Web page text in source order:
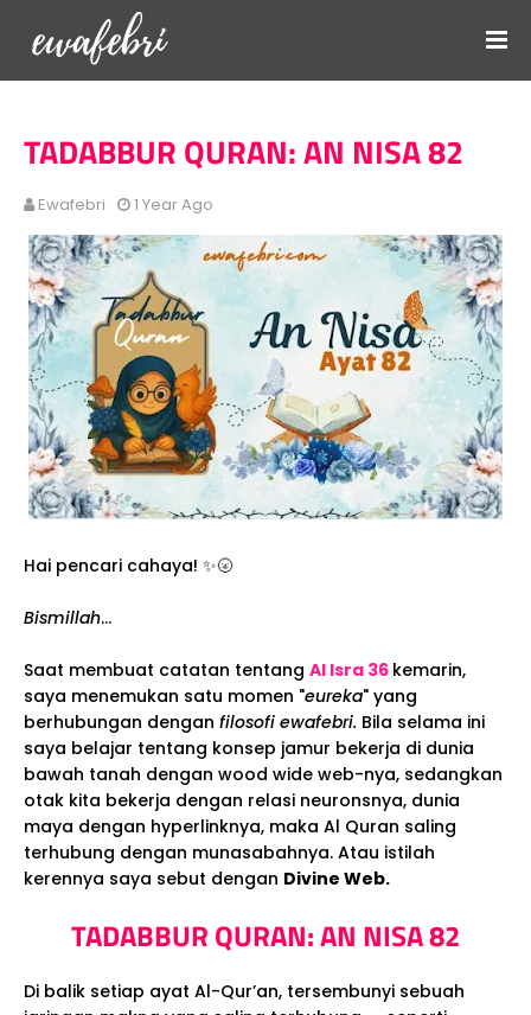
TADABBUR QURAN: AN NISA 82
Ewafebri 1 Year Ago
Hai pencari cahaya! ✨🌝
Bismillah...
Saat membuat catatan tentang Al Isra 36 kemarin,
saya menemukan satu momen "eureka" yang
berhubungan dengan filosofi ewafebri. Bila selama ini
saya belajar tentang konsep jamur bekerja di dunia
bawah tanah dengan wood wide web-nya, sedangkan
otak kita bekerja dengan relasi neuronsnya, dunia
maya dengan hyperlinknya, maka Al Quran saling
terhubung dengan munasabahnya. Atau istilah
kerennya saya sebut dengan Divine Web.
TADABBUR QURAN: AN NISA 82
Di balik setiap ayat Al-Qur’an, tersembunyi sebuah